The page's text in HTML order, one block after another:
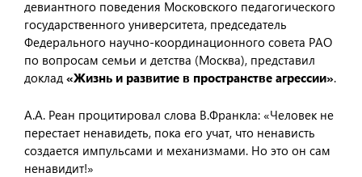
девиантного поведения Московского педагогического
государственного университета, председатель
Федерального научно-координационного совета РАО
по вопросам семьи и детства (Москва), представил
доклад «Жизнь и развитие в пространстве агрессии».
А.А. Реан процитировал слова В.Франкла: «Человек не
перестает ненавидеть, пока его учат, что ненависть
создается импульсами и механизмами. Но это он сам
ненавидит!»